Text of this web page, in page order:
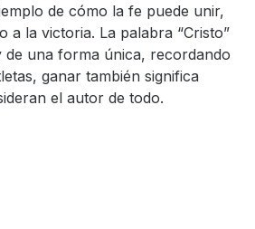
de cómo la fe puede unir,
a la victoria. La palabra “Cristo”
de una forma única, recordando
ganar también significa
el autor de todo.